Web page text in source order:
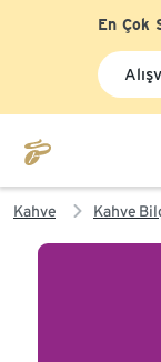
En Çok
Kahve Kahve